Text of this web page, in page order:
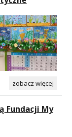
zobacz więcej
Fundacji My